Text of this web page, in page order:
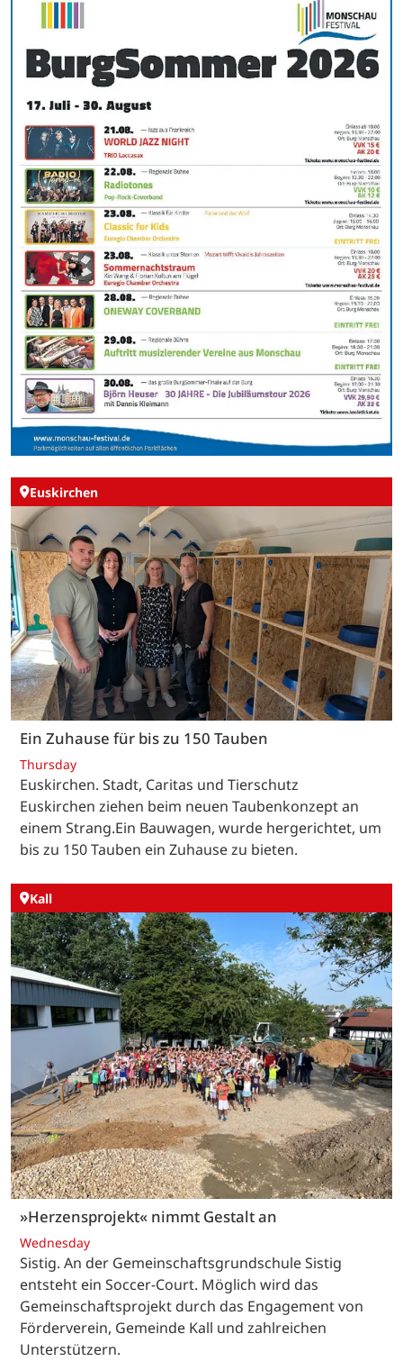
Euskirchen
Ein Zuhause für bis zu 150 Tauben
Thursday
Euskirchen. Stadt, Caritas und Tierschutz
Euskirchen ziehen beim neuen Taubenkonzept an
einem Strang.Ein Bauwagen, wurde hergerichtet, um
bis zu 150 Tauben ein Zuhause zu bieten.
Kall
»Herzensprojekt« nimmt Gestalt an
Wednesday
Sistig. An der Gemeinschaftsgrundschule Sistig
entsteht ein Soccer-Court. Möglich wird das
Gemeinschaftsprojekt durch das Engagement von
Förderverein, Gemeinde Kall und zahlreichen
Unterstützern.